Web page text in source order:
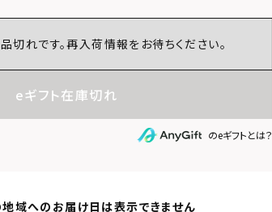
切れです。再入荷情報をお待ちください。
eギフト在庫切れ
のeギフトとは？
地域へのお届け日は表示できません